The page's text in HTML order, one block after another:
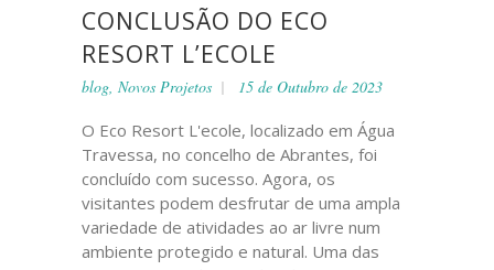
CONCLUSÃO DO ECO
RESORT L’ECOLE
blog, Novos Projetos 15 de Outubro de 2023
O Eco Resort L'ecole, localizado em Água
Travessa, no concelho de Abrantes, foi
concluído com sucesso. Agora, os
visitantes podem desfrutar de uma ampla
variedade de atividades ao ar livre num
ambiente protegido e natural. Uma das